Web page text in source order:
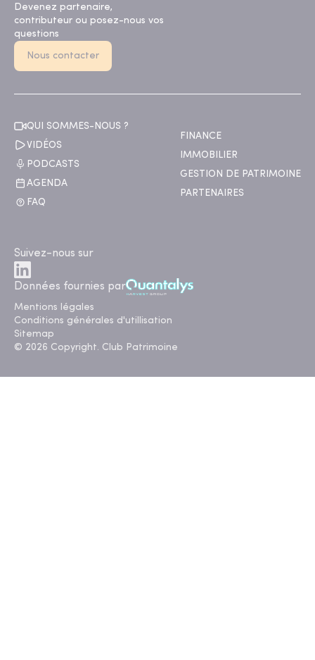
Devenez partenaire,
contributeur ou posez-nous vos
questions
Nous contacter
QUI SOMMES-NOUS ?
VIDÉOS
PODCASTS
AGENDA
FAQ
FINANCE
IMMOBILIER
GESTION DE PATRIMOINE
PARTENAIRES
Suivez-nous sur
Données fournies par
Mentions légales
Conditions générales d'utillisation
Sitemap
© 2026 Copyright. Club Patrimoine